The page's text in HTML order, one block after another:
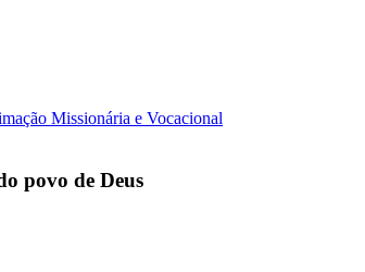
Missionária e Vocacional
povo de Deus